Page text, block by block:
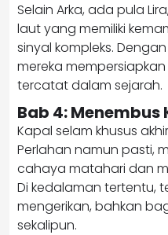
Selain Arka, ada pula
laut yang memiliki
sinyal kompleks.
mereka
tercatat dalam sejarah.
Bab 4:
Kapal selam khusus
Perlahan namun pasti,
cahaya matahari dan
Di kedalaman tertentu,
mengerikan, bahkan
sekalipun.